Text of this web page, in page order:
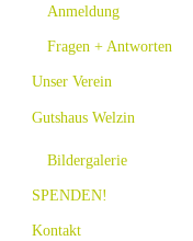
Anmeldung
Fragen + Antworten
Unser Verein
Gutshaus Welzin
Bildergalerie
SPENDEN!
Kontakt